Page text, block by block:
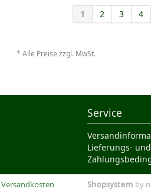
1 2 3 4
* Alle Preise zzgl. MwSt.
Service
Lieferungs- und
Versandkosten Shopsystem by